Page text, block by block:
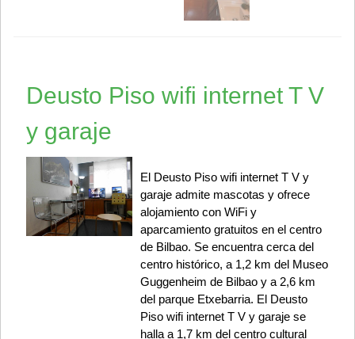
Deusto Piso wifi internet T V
y garaje
El Deusto Piso wifi internet T V y
garaje admite mascotas y ofrece
alojamiento con WiFi y
aparcamiento gratuitos en el centro
de Bilbao. Se encuentra cerca del
centro histórico, a 1,2 km del Museo
Guggenheim de Bilbao y a 2,6 km
del parque Etxebarria. El Deusto
Piso wifi internet T V y garaje se
halla a 1,7 km del centro cultural